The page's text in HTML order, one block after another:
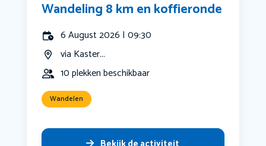
Wandeling 8 km en koffieronde
6 August 2026 | 09:30
via Kaster...
10 plekken beschikbaar
Wandelen